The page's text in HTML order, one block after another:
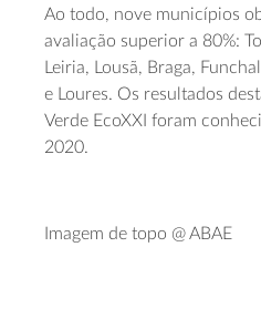
Ao todo, nove municípios
avaliação superior a 80%:
Leiria, Lousã, Braga,
e Loures. Os resultados
Verde EcoXXI foram
2020.
Imagem de topo @ ABAE